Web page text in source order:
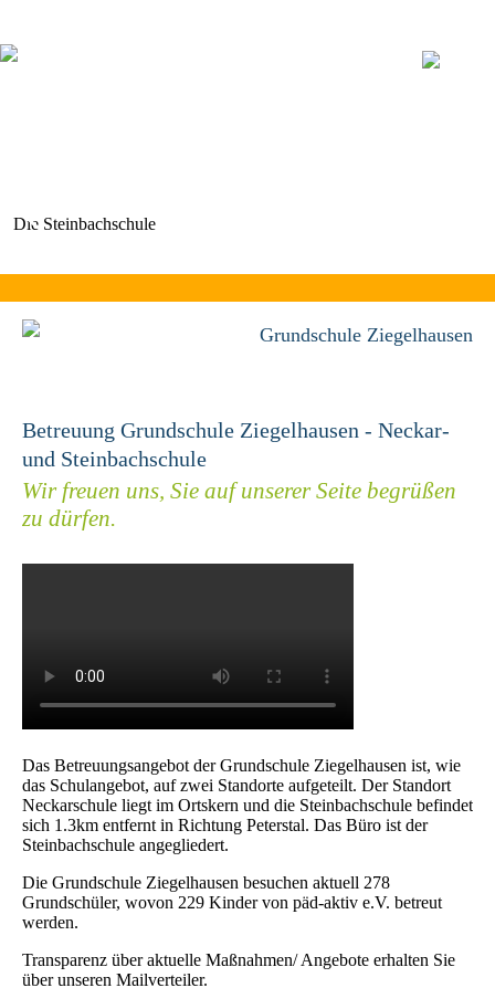
Navigation
Die Steinbachschule
Grundschule Ziegelhausen
Betreuung Grundschule Ziegelhausen - Neckar-
und Steinbachschule
Wir freuen uns, Sie auf unserer Seite begrüßen
zu dürfen.
Das Betreuungsangebot der Grundschule Ziegelhausen ist, wie
das Schulangebot, auf zwei Standorte aufgeteilt. Der Standort
Neckarschule liegt im Ortskern und die Steinbachschule befindet
sich 1.3km entfernt in Richtung Peterstal. Das Büro ist der
Steinbachschule angegliedert.
Die Grundschule Ziegelhausen besuchen aktuell 278
Grundschüler, wovon 229 Kinder von päd-aktiv e.V. betreut
werden.
Transparenz über aktuelle Maßnahmen/ Angebote erhalten Sie
über unseren Mailverteiler.